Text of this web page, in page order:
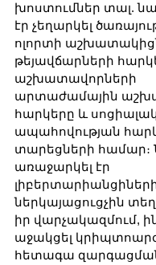
խոստումներ տալ.
էր չեղարկել
ոլորտի
թեյավճարների
աշխատավորների
արտաժամային
հարկերը և
ապահովության
տարեցների
առաջարկել էր
ներկայացուցչին
իր վարչակազմում,
աջակցել
հետագա